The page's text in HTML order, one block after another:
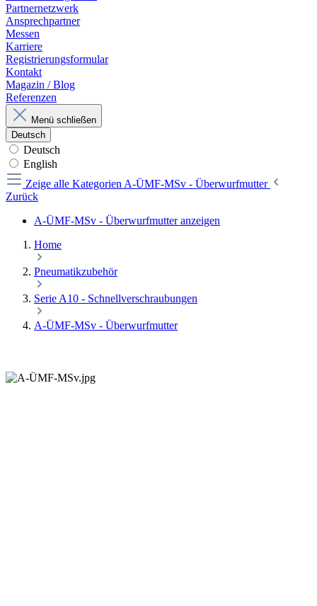
Partnernetzwerk
Ansprechpartner
Messen
Karriere
Registrierungsformular
Kontakt
Magazin / Blog
Referenzen
Menü schließen
Deutsch
Deutsch
English
Zeige alle Kategorien A-ÜMF-MSv - Überwurfmutter
Zurück
A-ÜMF-MSv - Überwurfmutter anzeigen
Home
Pneumatikzubehör
Serie A10 - Schnellverschraubungen
A-ÜMF-MSv - Überwurfmutter